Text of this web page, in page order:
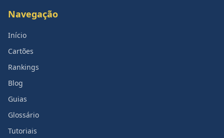
Navegação
Início
Cartões
Rankings
Blog
Guias
Glossário
Tutoriais